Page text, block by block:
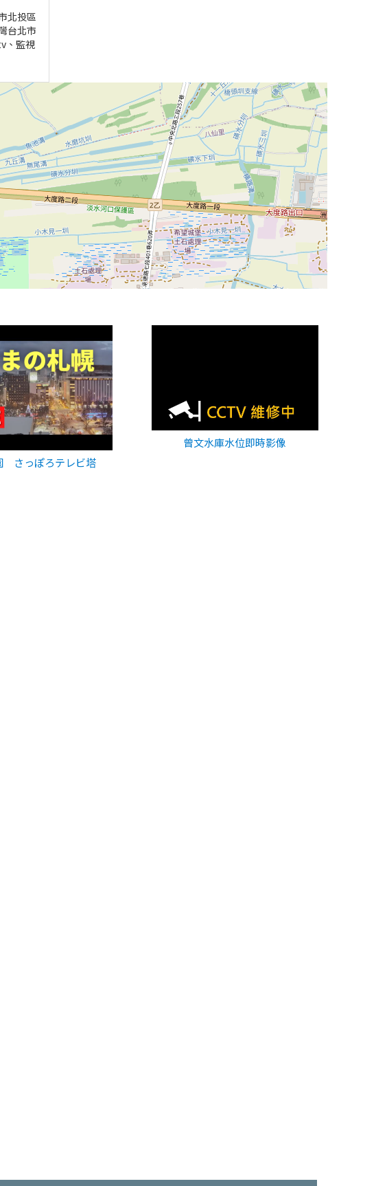
北投區
台北市
、監視
さっぽろテレビ塔
曾文水庫水位即時影像